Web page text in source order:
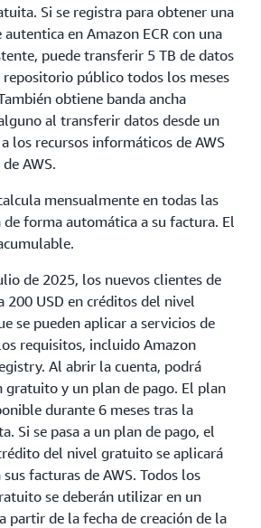
Si se registra para obtener una
autentica en Amazon ECR con una
puede transferir 5 TB de datos
público todos los meses
obtiene banda ancha
al transferir datos desde un
los recursos informáticos de AWS
AWS.
mensualmente en todas las
de forma automática a su factura. El
de 2025, los nuevos clientes de
200 USD en créditos del nivel
se pueden aplicar a servicios de
requisitos, incluido Amazon
Al abrir la cuenta, podrá
gratuito y un plan de pago. El plan
durante 6 meses tras la
Si se pasa a un plan de pago, el
del nivel gratuito se aplicará
facturas de AWS. Todos los
se deberán utilizar en un
partir de la fecha de creación de la